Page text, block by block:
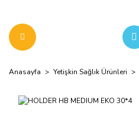
Anasayfa Yetişkin Sağlık Ürünleri